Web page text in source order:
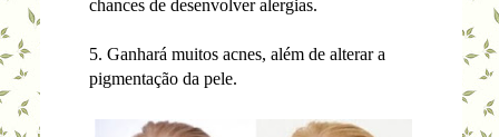
chances de desenvolver alergias.
5. Ganhará muitos acnes, além de alterar a
pigmentação da pele.